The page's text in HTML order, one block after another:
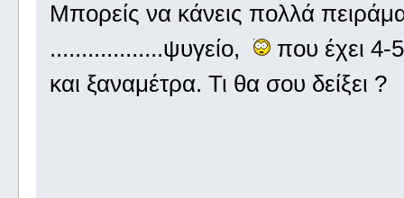
Μπορείς να κάνεις πολλά
..................ψυγείο,
που έχει 4-
και ξαναμέτρα. Τι θα σου δείξει